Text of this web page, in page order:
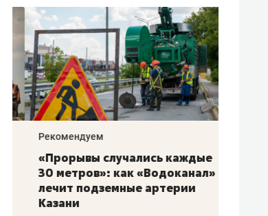
Рекомендуем
«Прорывы случались каждые
30 метров»: как «Водоканал»
лечит подземные артерии
Казани